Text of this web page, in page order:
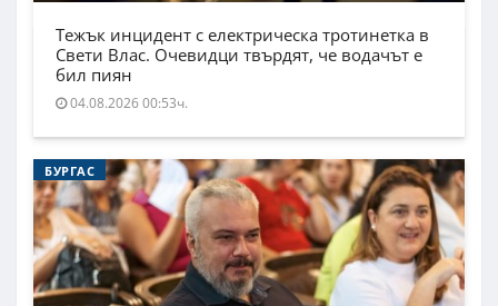
Тежък инцидент с електрическа тротинетка в
Свети Влас. Очевидци твърдят, че водачът е
бил пиян
04.08.2026 00:53ч.
БУРГАС